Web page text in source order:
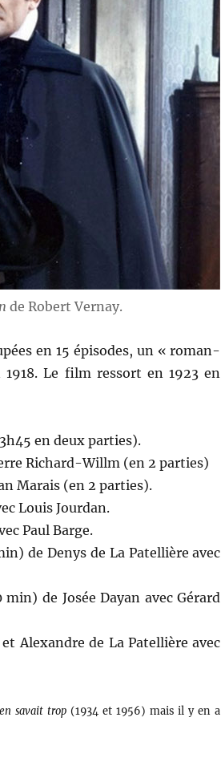
de Robert Vernay.
en 15 épisodes, un « roman-
Le film ressort en 1923 en
en deux parties).
Richard-Willm (en 2 parties)
Marais (en 2 parties).
Louis Jourdan.
Paul Barge.
de Denys de La Patellière avec
de Josée Dayan avec Gérard
Alexandre de La Patellière avec
savait trop (1934 et 1956) mais il y en a